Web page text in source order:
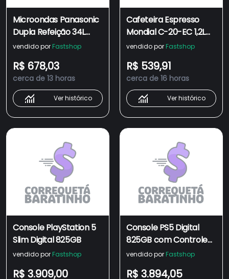
Microondas Panasonic
Dupla Refeição 34L
Black Glass - NN-
vendido por Fastshop
R$ 678,03
cerca de 13 horas
Ver histórico
Cafeteira Espresso
Mondial C-20-EC 1,2L
20BAR 1200W Preto
vendido por Fastshop
R$ 539,91
cerca de 16 horas
Ver histórico
Console PlayStation 5
Slim Digital 825GB
vendido por Fastshop
R$ 3.909,00
Console PS5 Digital
825GB com Controle
DualSense Branco -
vendido por Fastshop
R$ 3.894,05